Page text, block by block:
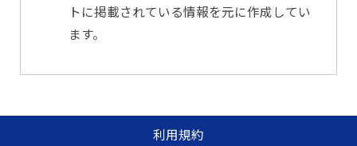
トに掲載されている情報を元に作成してい
ます。
利用規約